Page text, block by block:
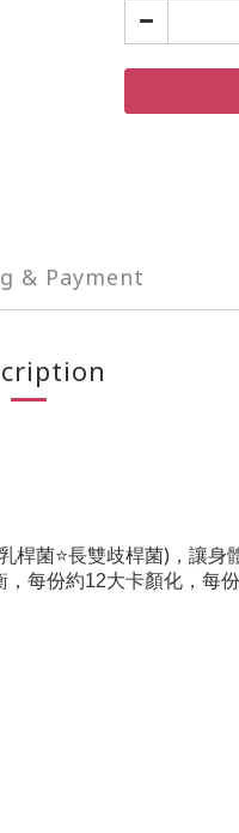
& Payment
桿菌⭐長雙歧桿菌) ，讓身
每份約12大卡顏化，每份